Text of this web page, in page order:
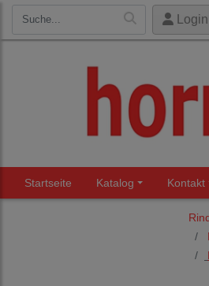
Login
Startseite Katalog Kontakt